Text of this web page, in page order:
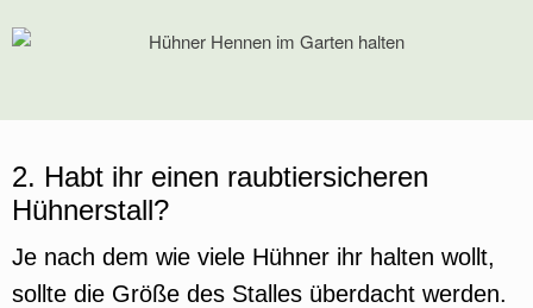
2. Habt ihr einen raubtiersicheren
Hühnerstall?
Je nach dem wie viele Hühner ihr halten wollt,
sollte die Größe des Stalles überdacht werden.